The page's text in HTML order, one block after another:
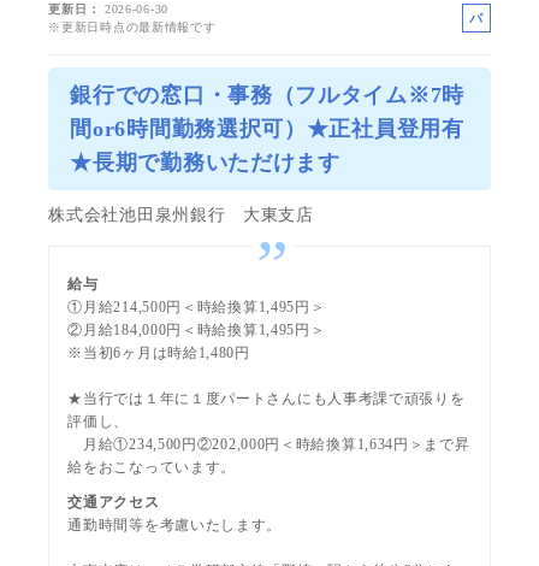
更新日
2026-06-30
※更新日時点の最新情報です
パ
ト
銀行での窓口・事務（フルタイム※7時
間or6時間勤務選択可）★正社員登用有
★長期で勤務いただけます
株式会社池田泉州銀行 大東支店
給与
①月給214,500円＜時給換算1,495円＞
②月給184,000円＜時給換算1,495円＞
※当初6ヶ月は時給1,480円
★当行では１年に１度パートさんにも人事考課で頑張りを
評価し、
月給①234,500円②202,000円＜時給換算1,634円＞まで昇
給をおこなっています。
交通アクセス
通勤時間等を考慮いたします。